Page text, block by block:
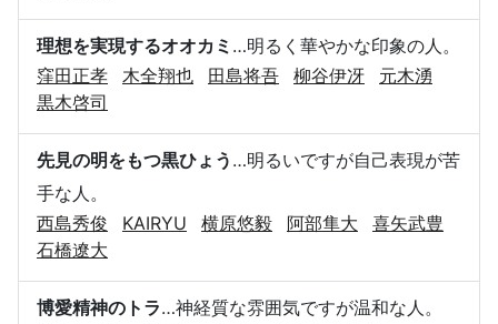
理想を実現するオオカミ …明るく華やかな印象の人。
窪田正孝
木全翔也 田島将吾 柳谷伊冴
元木湧
黒木啓司
先見の明をもつ黒ひょう …明るいですが自己表現が苦
手な人。
西島秀俊
KAIRYU 横原悠毅 阿部隼大
喜矢武豊
石橋遼大
博愛精神のトラ…神経質な雰囲気ですが温和な人。